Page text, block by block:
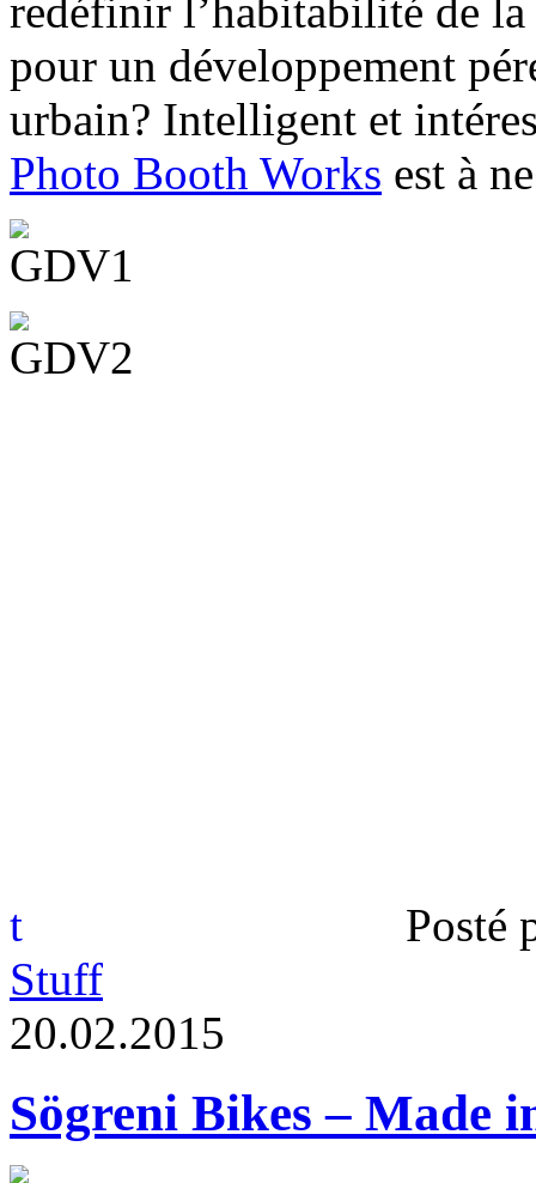
redéfinir l’habitabilité de
pour un développement
urbain? Intelligent et
Photo Booth Works est à
t
Posté
Stuff
20.02.2015
Sögreni Bikes – Made